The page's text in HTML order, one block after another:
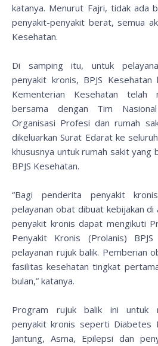
katanya. Menurut Fajri, tidak ada
penyakit-penyakit berat, semua
Kesehatan.
Di samping itu, untuk
penyakit kronis, BPJS
Kementerian Kesehatan telah
bersama dengan Tim
Organisasi Profesi dan rumah
dikeluarkan Surat Edarat ke
khususnya untuk rumah sakit yang
BPJS Kesehatan.
“Bagi penderita penyakit
pelayanan obat dibuat kebijakan
penyakit kronis dapat mengikuti
Penyakit Kronis (Prolanis)
pelayanan rujuk balik. Pemberian
fasilitas kesehatan tingkat
bulan,” katanya.
Program rujuk balik ini untuk
penyakit kronis seperti Diabetes
Jantung, Asma, Epilepsi dan